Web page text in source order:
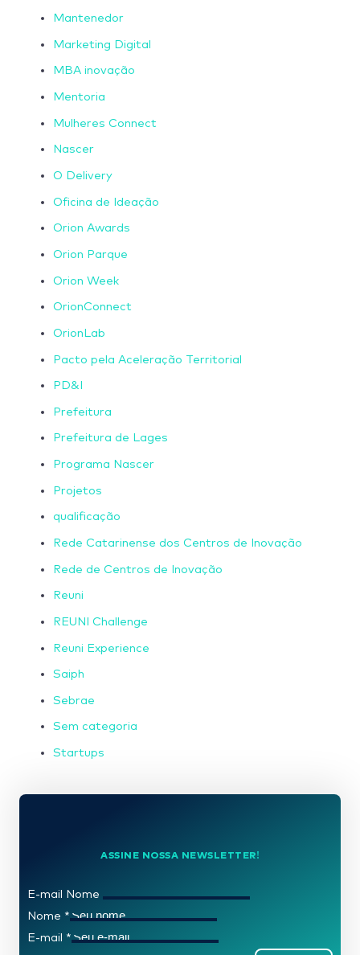
Mantenedor
Marketing Digital
MBA inovação
Mentoria
Mulheres Connect
Nascer
O Delivery
Oficina de Ideação
Orion Awards
Orion Parque
Orion Week
OrionConnect
OrionLab
Pacto pela Aceleração Territorial
PD&I
Prefeitura
Prefeitura de Lages
Programa Nascer
Projetos
qualificação
Rede Catarinense dos Centros de Inovação
Rede de Centros de Inovação
Reuni
REUNI Challenge
Reuni Experience
Saiph
Sebrae
Sem categoria
Startups
ASSINE NOSSA NEWSLETTER!
E-mail Nome
Nome *
E-mail *